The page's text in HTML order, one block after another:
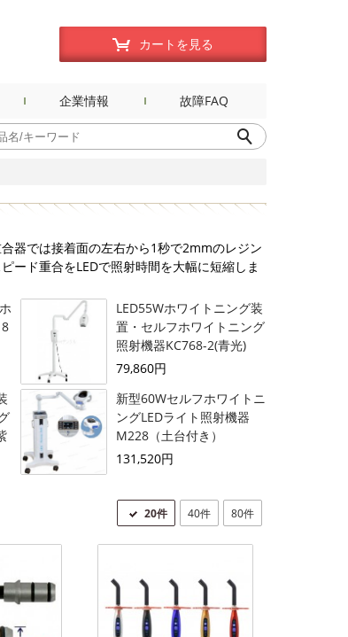
カートを見る
企業情報 故障FAQ
器では接着面の左右から1秒で2mmのレジン
ード重合をLEDで照射時間を大幅に短縮しま
LED55Wホワイトニング装
置・セルフホワイトニング
照射機器KC768-2(青光)
79,860円
新型60Wセルフホワイトニ
ングLEDライト照射機器
M228（土台付き）
131,520円
20件 40件 80件